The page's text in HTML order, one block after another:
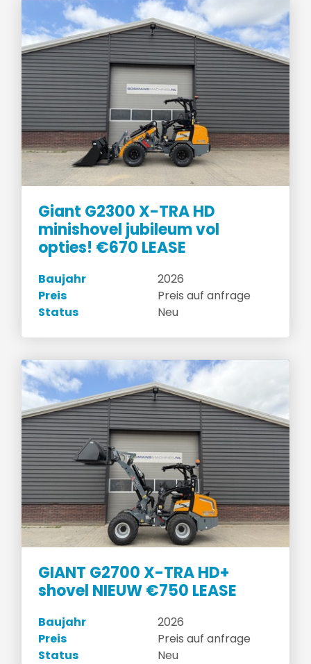
Giant G2300 X-TRA HD
minishovel jubileum vol
opties! €670 LEASE
Baujahr
2026
Preis
Preis auf anfrage
Status
Neu
GIANT G2700 X-TRA HD+
shovel NIEUW €750 LEASE
Baujahr
2026
Preis
Preis auf anfrage
Status
Neu